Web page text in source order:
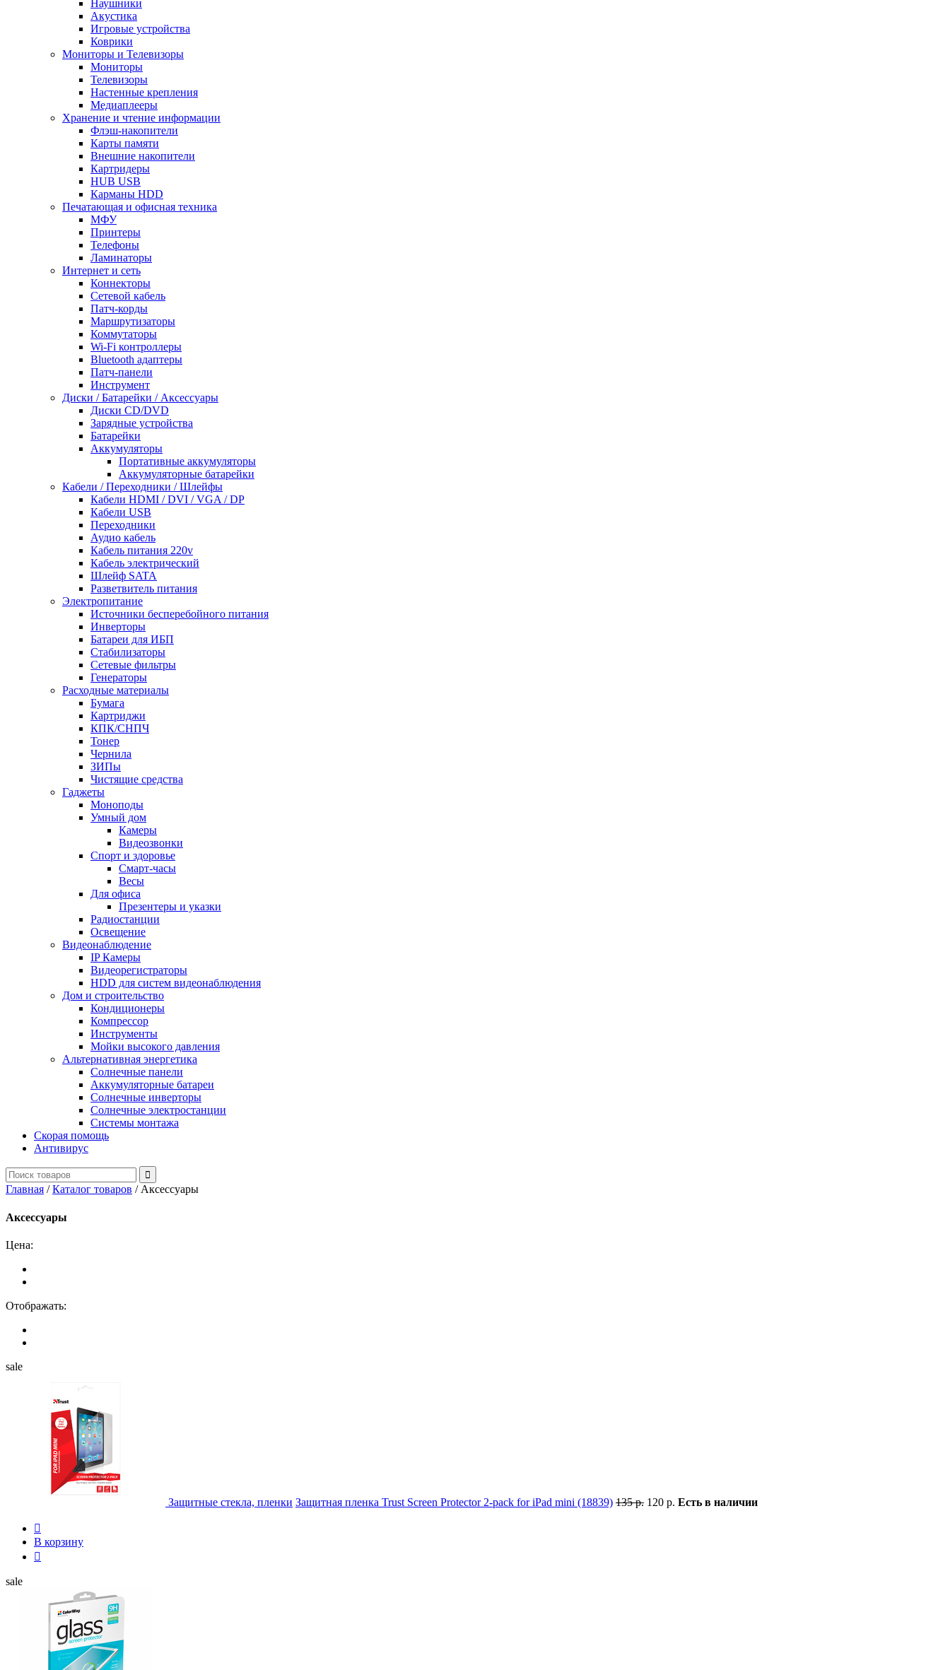
Наушники
Акустика
Игровые устройства
Коврики
Мониторы и Телевизоры
Мониторы
Телевизоры
Настенные крепления
Медиаплееры
Хранение и чтение информации
Флэш-накопители
Карты памяти
Внешние накопители
Картридеры
HUB USB
Карманы HDD
Печатающая и офисная техника
МФУ
Принтеры
Телефоны
Ламинаторы
Интернет и сеть
Коннекторы
Сетевой кабель
Патч-корды
Маршрутизаторы
Коммутаторы
Wi-Fi контроллеры
Bluetooth адаптеры
Патч-панели
Инструмент
Диски / Батарейки / Аксессуары
Диски CD/DVD
Зарядные устройства
Батарейки
Аккумуляторы
Портативные аккумуляторы
Аккумуляторные батарейки
Кабели / Переходники / Шлейфы
Кабели HDMI / DVI / VGA / DP
Кабели USB
Переходники
Аудио кабель
Кабель питания 220v
Кабель электрический
Шлейф SATA
Разветвитель питания
Электропитание
Источники бесперебойного питания
Инверторы
Батареи для ИБП
Стабилизаторы
Сетевые фильтры
Генераторы
Расходные материалы
Бумага
Картриджи
КПК/СНПЧ
Тонер
Чернила
ЗИПы
Чистящие средства
Гаджеты
Моноподы
Умный дом
Камеры
Видеозвонки
Спорт и здоровье
Смарт-часы
Весы
Для офиса
Презентеры и указки
Радиостанции
Освещение
Видеонаблюдение
IP Камеры
Видеорегистраторы
HDD для систем видеонаблюдения
Дом и строительство
Кондиционеры
Компрессор
Инструменты
Мойки высокого давления
Альтернативная энергетика
Солнечные панели
Аккумуляторные батареи
Солнечные инверторы
Солнечные электростанции
Системы монтажа
Скорая помощь
Антивирус
Главная /Каталог товаров / Аксессуары
Аксессуары
Цена:
Отображать:
sale
Защитные стекла, пленки Защитная пленка Trust Screen Protector 2-pack for iPad mini (18839) 135 р. 120 р. Есть в наличии

В корзину

sale